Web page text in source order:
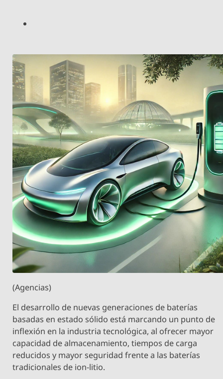
(Agencias)
El desarrollo de nuevas generaciones de baterías
basadas en estado sólido está marcando un punto de
inflexión en la industria tecnológica, al ofrecer mayor
capacidad de almacenamiento, tiempos de carga
reducidos y mayor seguridad frente a las baterías
tradicionales de ion-litio.